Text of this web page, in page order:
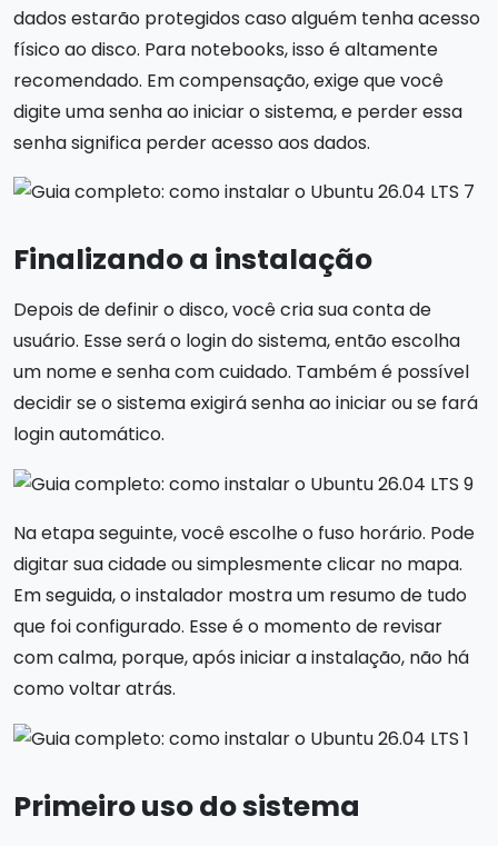
dados estarão protegidos caso alguém tenha acesso
físico ao disco. Para notebooks, isso é altamente
recomendado. Em compensação, exige que você
digite uma senha ao iniciar o sistema, e perder essa
senha significa perder acesso aos dados.
Finalizando a instalação
Depois de definir o disco, você cria sua conta de
usuário. Esse será o login do sistema, então escolha
um nome e senha com cuidado. Também é possível
decidir se o sistema exigirá senha ao iniciar ou se fará
login automático.
Na etapa seguinte, você escolhe o fuso horário. Pode
digitar sua cidade ou simplesmente clicar no mapa.
Em seguida, o instalador mostra um resumo de tudo
que foi configurado. Esse é o momento de revisar
com calma, porque, após iniciar a instalação, não há
como voltar atrás.
Primeiro uso do sistema